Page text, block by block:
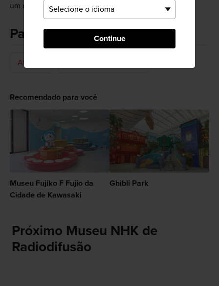
Continue
um meteorologista.
Palavras-chave
Atração
Recomendado para você
Museu Fujiko F Fujio da
Cidade de Kawasaki
Ghibli Park
Próximo Museu NHK de
Radiodifusão